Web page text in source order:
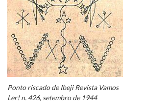
Ponto riscado de Ibeji Revista Vamos
Ler! n. 426, setembro de 1944